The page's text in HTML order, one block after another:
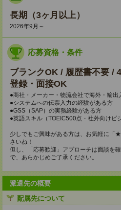
長期（3ヶ月以上）
2026年9月～
応募資格・条件
ブランクOK / 履歴書不要 /
登録・面接OK
●商社・メーカー・物流会社で海外・輸
●システムへの伝票入力の経験がある方
●GSS（SAP）の実務経験がある方
●英語スキル（TOEIC500点・社外向けビ
少しでもご興味がある方は、お気軽に「
さいね！
但し、「応募歓迎」アプローチは面談を
で、あらかじめご了承ください。
派遣先の概要
配属先について